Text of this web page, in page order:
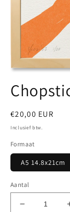
Normale
prijs
€20,00 EUR
Inclusief btw.
Formaat
A5 14.8x21cm
Aantal
Aantal